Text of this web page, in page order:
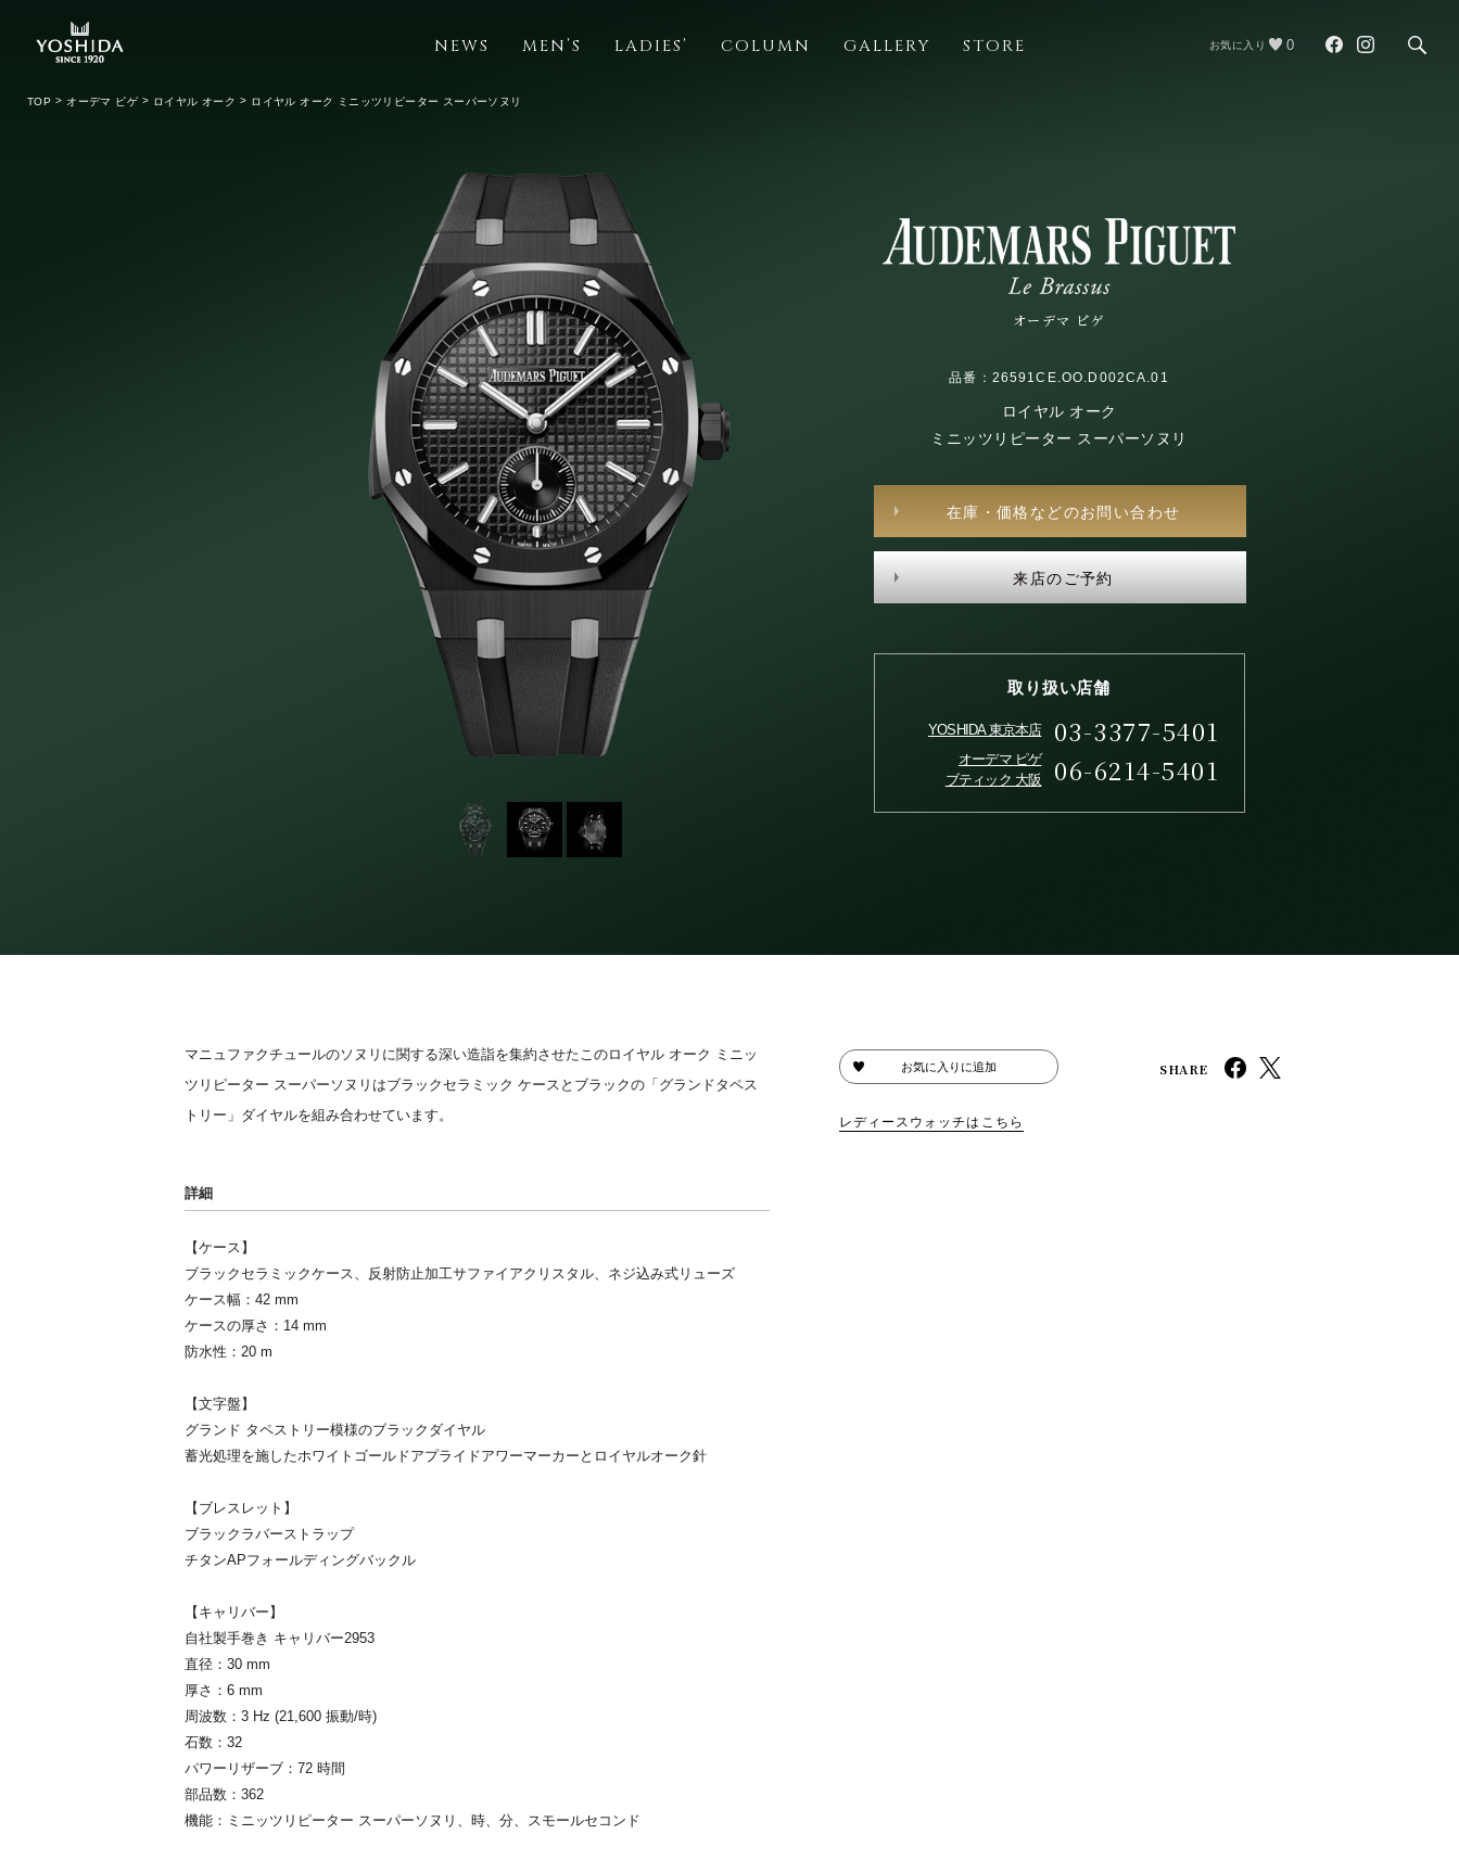
NEWS MEN’S LADIES’ COLUMN GALLERY STORE お気に入り 0
オーデマ ピゲ
品番：26591CE.OO.D002CA.01
ロイヤル オーク
ミニッツリピーター スーパーソヌリ
在庫・価格などのお問い合わせ
来店のご予約
取り扱い店舗
YOSHIDA 東京本店 03-3377-5401
オーデマ ピゲ
ブティック 大阪
06-6214-5401
TOP オーデマ ピゲ ロイヤル オーク ロイヤル オーク ミニッツリピーター スーパーソヌリ
マニュファクチュールのソヌリに関する深い造詣を集約させたこのロイヤル オーク ミニッ
ツリピーター スーパーソヌリはブラックセラミック ケースとブラックの「グランドタペス
トリー」ダイヤルを組み合わせています。
詳細
【ケース】
ブラックセラミックケース、反射防止加工サファイアクリスタル、ネジ込み式リューズ
ケース幅：42 mm
ケースの厚さ：14 mm
防水性：20 m
【文字盤】
グランド タペストリー模様のブラックダイヤル
蓄光処理を施したホワイトゴールドアプライドアワーマーカーとロイヤルオーク針
【ブレスレット】
ブラックラバーストラップ
チタンAPフォールディングバックル
【キャリバー】
自社製手巻き キャリバー2953
直径：30 mm
厚さ：6 mm
周波数：3 Hz (21,600 振動/時)
石数：32
パワーリザーブ：72 時間
部品数：362
機能：ミニッツリピーター スーパーソヌリ、時、分、スモールセコンド
お気に入りに追加 SHARE
レディースウォッチはこちら